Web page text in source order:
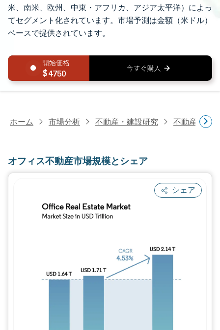
米、南米、欧州、中東・アフリカ、アジア太平洋）によっ
てセグメント化されています。市場予測は金額（米ドル）
ベースで提供されています。
4750
ホーム 市場分析 不動産・建設研究 不動産研究
オフィス不動産市場規模とシェア
シェア